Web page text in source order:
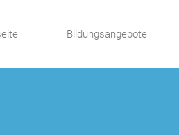
Bildungsangebote